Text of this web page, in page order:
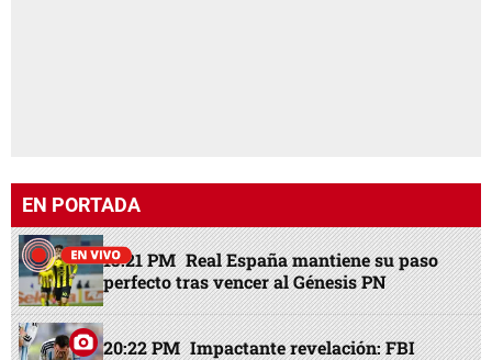
EN PORTADA
15:21 PM Real España mantiene su paso
perfecto tras vencer al Génesis PN
20:22 PM Impactante revelación: FBI